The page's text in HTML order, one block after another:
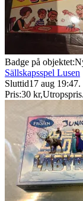
Badge på objektet:
Sällskapsspel Lusen
Sluttid17 aug 19:47.
Pris:30 kr,Utropspris.